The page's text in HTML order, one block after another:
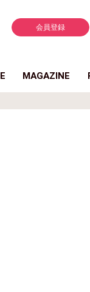
会員登録
MAGAZINE